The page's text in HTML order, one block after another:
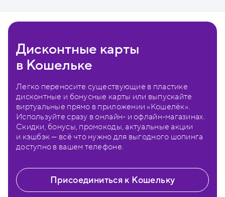
Дисконтные карты
в Кошельке
Легко переносите существующие в пластике
дисконтные и бонусные карты или выпускайте
виртуальные прямо в приложении «Кошелёк».
Используйте сразу в онлайн- и офлайн-магазинах.
Скидки, бонусы, промокоды, актуальные акции
и кэшбэк — всё что нужно для выгодного шопинга
доступно в вашем телефоне.
Присоединиться к Кошельку